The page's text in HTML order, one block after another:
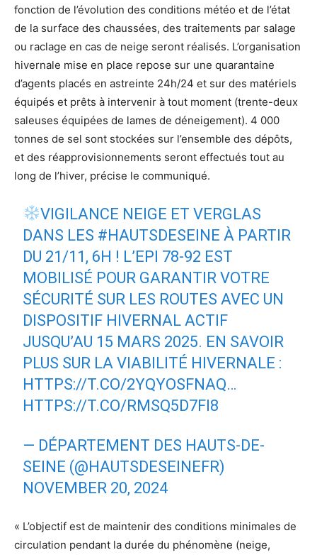
fonction de l’évolution des conditions météo et de l’état
de la surface des chaussées, des traitements par salage
ou raclage en cas de neige seront réalisés. L’organisation
hivernale mise en place repose sur une quarantaine
d’agents placés en astreinte 24h/24 et sur des matériels
équipés et prêts à intervenir à tout moment (trente-deux
saleuses équipées de lames de déneigement). 4 000
tonnes de sel sont stockées sur l’ensemble des dépôts,
et des réapprovisionnements seront effectués tout au
long de l’hiver, précise le communiqué.
VIGILANCE NEIGE ET VERGLAS
DANS LES #HAUTSDESEINE À PARTIR
DU 21/11, 6H ! L’EPI 78-92 EST
MOBILISÉ POUR GARANTIR VOTRE
SÉCURITÉ SUR LES ROUTES AVEC UN
DISPOSITIF HIVERNAL ACTIF
JUSQU’AU 15 MARS 2025.️ EN SAVOIR
PLUS SUR LA VIABILITÉ HIVERNALE :
HTTPS://T.CO/2YQYOSFNAQ…
HTTPS://T.CO/RMSQ5D7FI8
— DÉPARTEMENT DES HAUTS-DE-
SEINE (@HAUTSDESEINEFR)
NOVEMBER 20, 2024
« L’objectif est de maintenir des conditions minimales de
circulation pendant la durée du phénomène (neige,